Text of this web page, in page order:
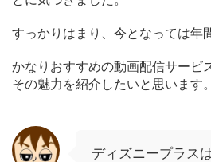
すっかりはまり、今となっては年
かなりおすすめの動画配信サービ
その魅力を紹介したいと思います。
ディズニープラス